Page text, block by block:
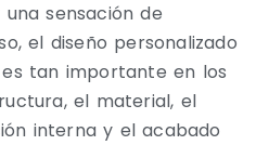
sensación de
el diseño personalizado
tan importante en los
el material, el
interna y el acabado